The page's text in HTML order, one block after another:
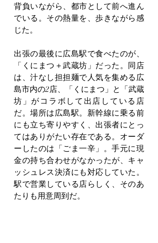
背負いながら、都市として前へ進ん
でいる。その熱量を、歩きながら感
じた。
出張の最後に広島駅で食べたのが、
「くにまつ＋武蔵坊」だった。同店
は、汁なし担担麺で人気を集める広
島市内の2店、「くにまつ」と「武蔵
坊」がコラボして出店している店
だ。場所は広島駅。新幹線に乗る前
にも立ち寄りやすく、出張者にとっ
てはありがたい存在である。オーダ
ーしたのは「ごま一辛」。手元に現
金の持ち合わせがなかったが、キャ
ッシュレス決済にも対応していた。
駅で営業している店らしく、そのあ
たりも用意周到だ。